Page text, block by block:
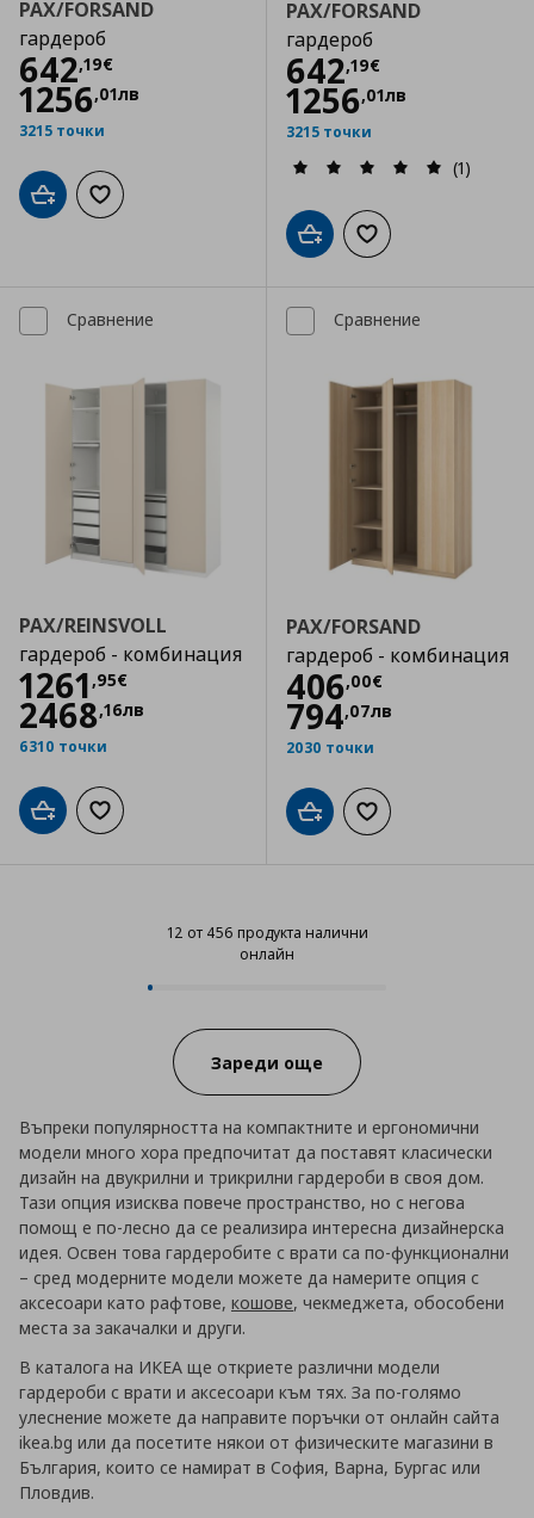
PAX/FORSAND
гардероб
642,19€
Цена
1256,01лв
3215 точки
Добави в кошницата
Добави към списъка с любими
PAX/FORSAND
гардероб
642,19€
Цена
1256,01лв
3215 точки
(1)
Добави в кошницата
Добави към
Сравнение
PAX/REINSVOLL
гардероб - комбинация
1261 ,95€
Цена1261,95 €
2468,16лв
6310 точки
Добави в кошницата
Добави към списъка с любими
Сравнение
PAX/FORSAND
гардероб - комбинация
406,00€
Цена406,00 €
794,07лв
2030 точки
Добави в кошницата
Добави към
12 от 456 продукта налични
онлайн
Progress:
Зареди още
Въпреки популярността на компактните и ергономични
модели много хора предпочитат да поставят класически
дизайн на двукрилни и трикрилни гардероби в своя дом.
Тази опция изисква повече пространство, но с негова
помощ е по-лесно да се реализира интересна дизайнерска
идея. Освен това гардеробите с врати са по-функционални
– сред модерните модели можете да намерите опция с
аксесоари като рафтове, кошове, чекмеджета, обособени
места за закачалки и други.
В каталога на ИКЕА ще откриете различни модели
гардероби с врати и аксесоари към тях. За по-голямо
улеснение можете да направите поръчки от онлайн сайта
ikea.bg или да посетите някои от физическите магазини в
България, които се намират в София, Варна, Бургас или
Пловдив.